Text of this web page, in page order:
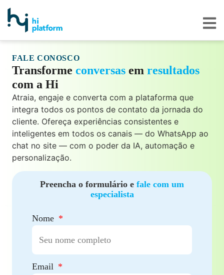
FALE CONOSCO
Transforme conversas em resultados
com a Hi
Atraia, engaje e converta com a plataforma que
integra todos os pontos de contato da jornada do
cliente. Ofereça experiências consistentes e
inteligentes em todos os canais — do WhatsApp ao
chat no site — com o poder da IA, automação e
personalização.
Preencha o formulário e fale com um
especialista
Nome
Email